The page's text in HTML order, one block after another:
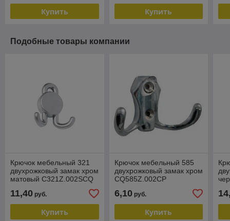
Купить Купить
Подобные товары компании
Крючок мебельный 321
двухрожковый замак хром
матовый C321Z.002SCQ
11,40 руб.
Купить
Крючок мебельный 585
двухрожковый замак хром
CQ585Z.002CP
6,10руб.
Купить